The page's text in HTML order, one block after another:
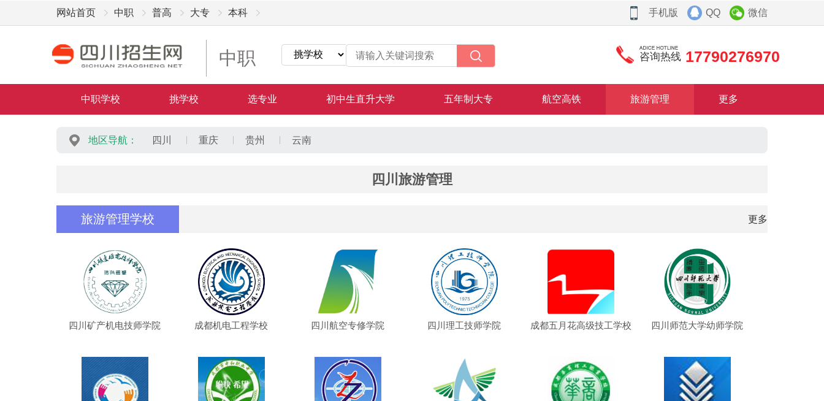
网站首页 中职 普高 大专 本科 微信
QQ
手机版
中职 咨询热线 17790276970
中职学校 挑学校 选专业 初中生直升大学 五年制大专 航空高铁 旅游管理 更多
地区导航： 四川 重庆 贵州 云南
四川旅游管理
旅游管理学校 更多
四川矿产机电技师学院 成都机电工程学校 四川航空专修学院 四川理工技师学院 成都五月花高级技工学校 四川师范大学幼师学院